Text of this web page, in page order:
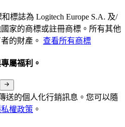
標誌為 Logitech Europe S.A. 及/
家的商標或註冊商標。所有其他
的財產。 查看所有商標
屬福利。
送的個人化行銷訊息。您可以隨
私權政策 。